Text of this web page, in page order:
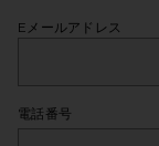
Eメールアドレス
電話番号